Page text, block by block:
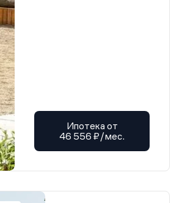
Ипотека от
46 556 ₽/мес.